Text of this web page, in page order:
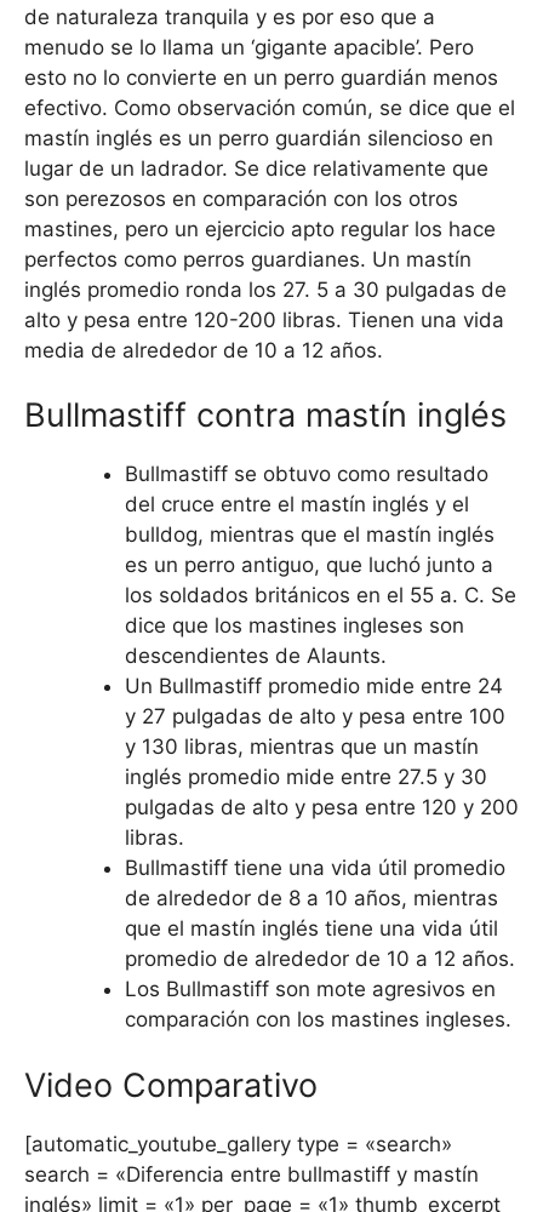
de naturaleza tranquila y es por eso que a
menudo se lo llama un ‘gigante apacible’. Pero
esto no lo convierte en un perro guardián menos
efectivo. Como observación común, se dice que el
mastín inglés es un perro guardián silencioso en
lugar de un ladrador. Se dice relativamente que
son perezosos en comparación con los otros
mastines, pero un ejercicio apto regular los hace
perfectos como perros guardianes. Un mastín
inglés promedio ronda los 27. 5 a 30 pulgadas de
alto y pesa entre 120-200 libras. Tienen una vida
media de alrededor de 10 a 12 años.
Bullmastiff contra mastín inglés
Bullmastiff se obtuvo como resultado
del cruce entre el mastín inglés y el
bulldog, mientras que el mastín inglés
es un perro antiguo, que luchó junto a
los soldados británicos en el 55 a. C. Se
dice que los mastines ingleses son
descendientes de Alaunts.
Un Bullmastiff promedio mide entre 24
y 27 pulgadas de alto y pesa entre 100
y 130 libras, mientras que un mastín
inglés promedio mide entre 27.5 y 30
pulgadas de alto y pesa entre 120 y 200
libras.
Bullmastiff tiene una vida útil promedio
de alrededor de 8 a 10 años, mientras
que el mastín inglés tiene una vida útil
promedio de alrededor de 10 a 12 años.
Los Bullmastiff son mote agresivos en
comparación con los mastines ingleses.
Video Comparativo
[automatic_youtube_gallery type = «search»
search = «Diferencia entre bullmastiff y mastín
inglés» limit = «1» per_page = «1» thumb_excerpt